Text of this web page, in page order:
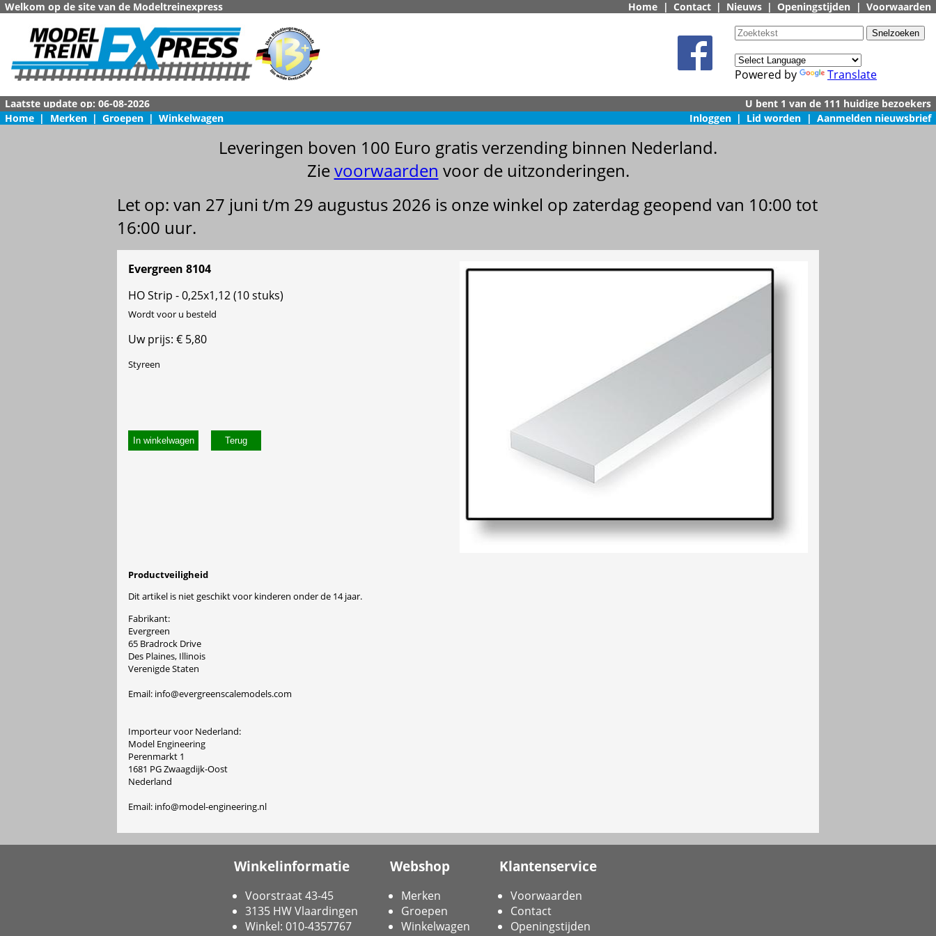
Welkom op de site van de Modeltreinexpress Home | Contact | Nieuws | Openingstijden | Voorwaarden
Powered by Translate
Home | Merken | Groepen | Winkelwagen Inloggen | Lid worden | Aanmelden nieuwsbrief
Leveringen boven 100 Euro gratis verzending binnen Nederland.
Zievoorwaarden voor de uitzonderingen.
Let op: van 27 juni t/m 29 augustus 2026 is onze winkel op zaterdag geopend van 10:00 tot
16:00 uur.
Evergreen 8104
HO Strip - 0,25x1,12 (10 stuks)
Wordt voor u besteld
Uw prijs: € 5,80
Styreen
In winkelwagen
Productveiligheid
Dit artikel is niet geschikt voor kinderen onder de 14 jaar.
Fabrikant:
Evergreen
65 Bradrock Drive
Des Plaines, Illinois
Verenigde Staten
Email: info@evergreenscalemodels.com
Importeur voor Nederland:
Model Engineering
Perenmarkt 1
1681 PG Zwaagdijk-Oost
Nederland
Email: info@model-engineering.nl
Winkelinformatie
Voorstraat 43-45
3135 HW Vlaardingen
Winkel: 010-4357767
Webshop
Merken
Groepen
Winkelwagen
Klantenservice
Voorwaarden
Contact
Openingstijden